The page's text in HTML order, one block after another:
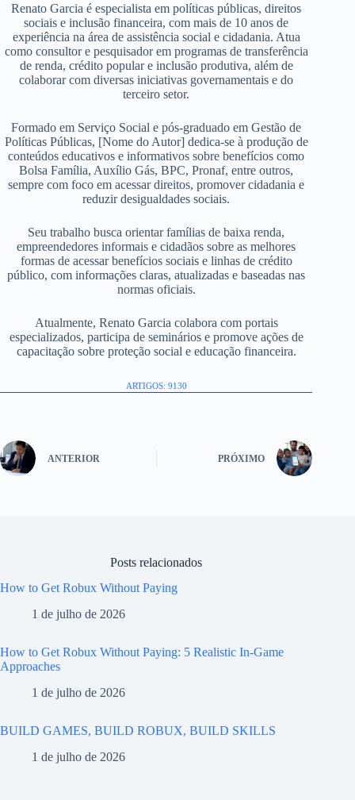
Renato Garcia é especialista em políticas públicas, direitos
sociais e inclusão financeira, com mais de 10 anos de
experiência na área de assistência social e cidadania. Atua
como consultor e pesquisador em programas de transferência
de renda, crédito popular e inclusão produtiva, além de
colaborar com diversas iniciativas governamentais e do
terceiro setor.
Formado em Serviço Social e pós-graduado em Gestão de
Políticas Públicas, [Nome do Autor] dedica-se à produção de
conteúdos educativos e informativos sobre benefícios como
Bolsa Família, Auxílio Gás, BPC, Pronaf, entre outros,
sempre com foco em acessar direitos, promover cidadania e
reduzir desigualdades sociais.
Seu trabalho busca orientar famílias de baixa renda,
empreendedores informais e cidadãos sobre as melhores
formas de acessar benefícios sociais e linhas de crédito
público, com informações claras, atualizadas e baseadas nas
normas oficiais.
Atualmente, Renato Garcia colabora com portais
especializados, participa de seminários e promove ações de
capacitação sobre proteção social e educação financeira.
ARTIGOS: 9130
ANTERIOR PRÓXIMO
Posts relacionados
How to Get Robux Without Paying
1 de julho de 2026
How to Get Robux Without Paying: 5 Realistic In-Game
Approaches
1 de julho de 2026
BUILD GAMES, BUILD ROBUX, BUILD SKILLS
1 de julho de 2026